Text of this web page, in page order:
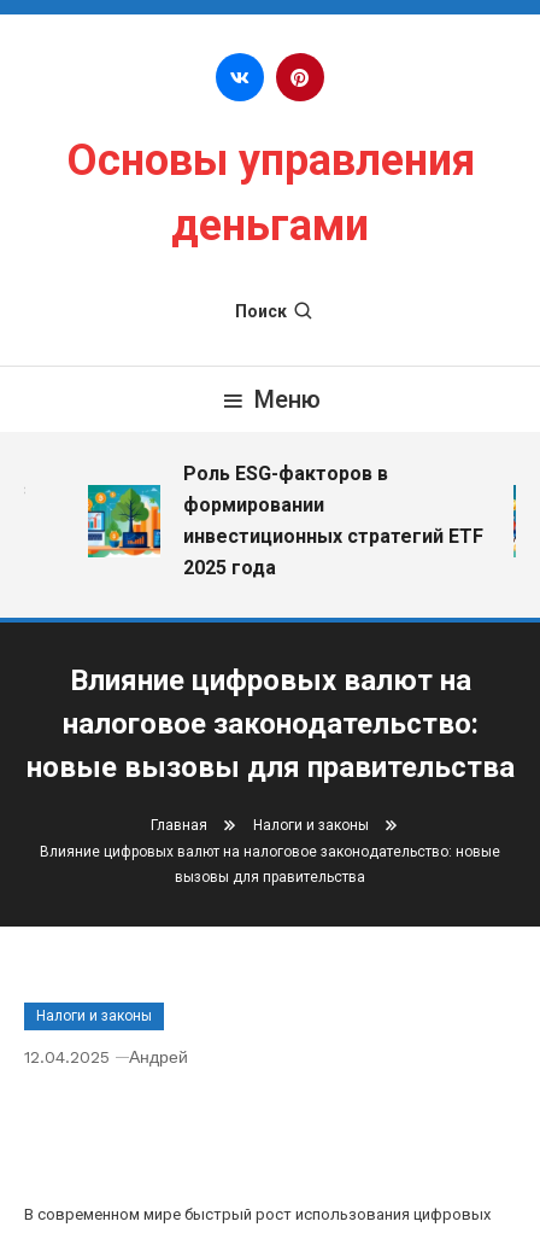
Перейти к содержимому
Основы управления
деньгами
Поиск
Меню
Роль ESG-факторов в
формировании
инвестиционных стратегий ETF
2025 года
Влияние цифровых валют на
налоговое законодательство:
новые вызовы для правительства
Главная
Налоги и законы
Влияние цифровых валют на налоговое законодательство: новые
вызовы для правительства
Налоги и законы
12.04.2025 Андрей
В современном мире быстрый рост использования цифровых